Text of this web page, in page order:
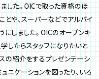
した。OICで取った資格のほ
とや、スーパーなどでアルバイ
しました。OICのオープンキ
したらスタッフになりたいと
の紹介をするプレゼンテーシ
ニケーションを図ったり、いろ